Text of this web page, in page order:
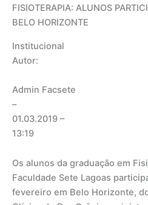
FISIOTERAPIA: ALUNOS
BELO HORIZONTE
Institucional
Autor:
Admin Facsete
–
01.03.2019 –
13:19
Os alunos da graduação em
Faculdade Sete Lagoas
fevereiro em Belo Horizonte,